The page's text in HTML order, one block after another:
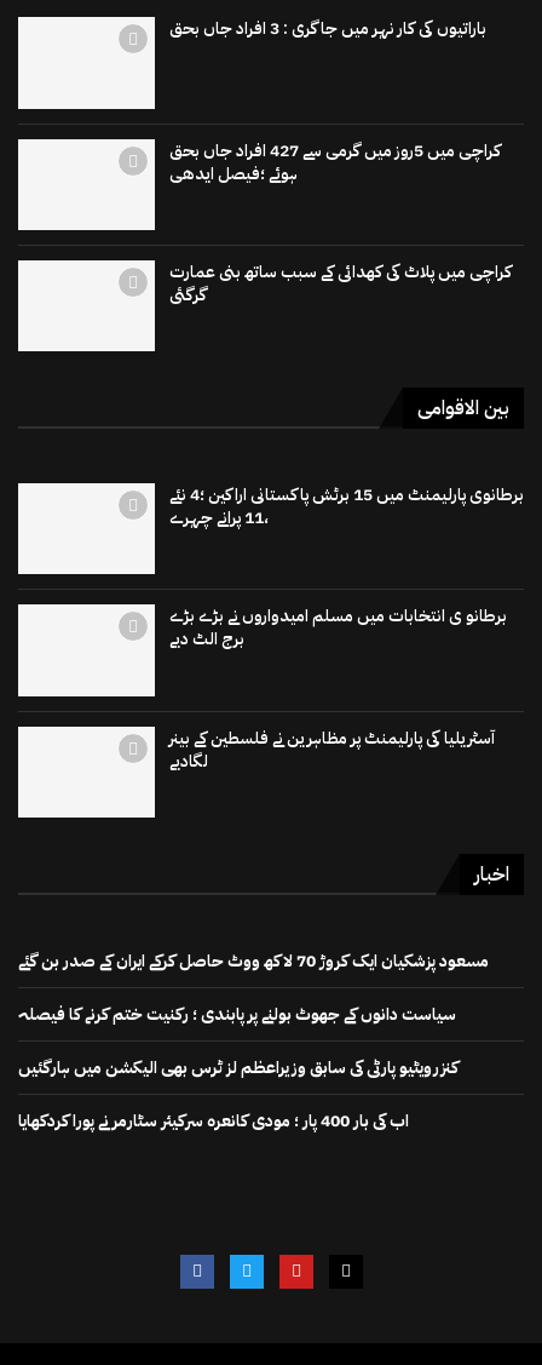
باراتیوں کی کار نہر میں جاگری : 3 افراد جاں بحق
کراچی میں 5روز میں گرمی سے 427 افراد جاں بحق
ہوئے ؛فیصل ایدھی
کراچی میں پلاٹ کی کھدائی کے سبب ساتھ بنی عمارت
گرگئی
بین الاقوامی
برطانوی پارلیمنٹ میں 15 برٹش پاکستانی اراکین ؛4 نئے
،11 پرانے چہرے
برطانو ی انتخابات میں مسلم امیدواروں نے بڑے بڑے
برج الٹ دیے
آسٹریلیا کی پارلیمنٹ پر مظاہرین نے فلسطین کے بینر
لگادیے
اخبار
مسعود پزشکیان ایک کروڑ 70 لاکھ ووٹ حاصل کرکے ایران کے صدر بن گئے
سیاست دانوں کے جھوٹ بولنے پر پابندی ؛ رکنیت ختم کرنے کا فیصلہ
کنزرویٹیو پارٹی کی سابق وزیراعظم لز ٹرس بھی الیکشن میں ہارگئیں
اب کی بار 400 پار ؛ مودی کانعرہ سرکیئر سٹارمر نے پورا کردکھایا